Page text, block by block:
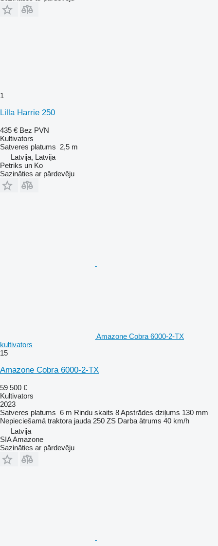
1
Lilla Harrie 250
435 € Bez PVN
Kultivators
Satveres platums 2,5 m
Latvija, Latvija
Petriks un Ko
Sazināties ar pārdevēju
Amazone Cobra 6000-2-TX
kultivators
15
Amazone Cobra 6000-2-TX
59 500 €
Kultivators
2023
Satveres platums 6 m Rindu skaits 8Apstrādes dziļums 130 mm
Nepieciešamā traktora jauda 250 ZS Darba ātrums 40 km/h
Latvija
SIA Amazone
Sazināties ar pārdevēju